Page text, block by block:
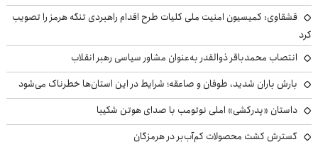
قشقاوی: کمیسیون امنیت ملی کلیات طرح اقدام راهبردی تنگه هرمز را تصویب
کرد
انتصاب محمدباقر ذوالقدر به‌عنوان مشاور سیاسی رهبر انقلاب
بارش باران شدید، طوفان و صاعقه؛ شرایط در این استان‌ها خطرناک می‌شود
داستان «پدرکشی» املی نوتومب با صدای هوتن شکیبا
گسترش کشت محصولات کم‌آب‌بر در هرمزگان